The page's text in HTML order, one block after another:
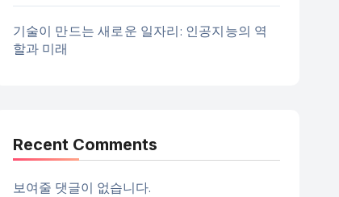
기술이 만드는 새로운 일자리: 인공지능의 역
할과 미래
Recent Comments
보여줄 댓글이 없습니다.